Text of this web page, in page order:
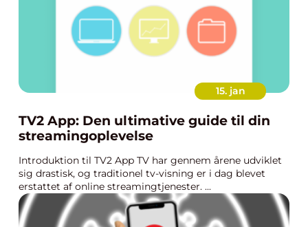
15. jan
TV2 App: Den ultimative guide til din
streamingoplevelse
Introduktion til TV2 App TV har gennem årene udviklet
sig drastisk, og traditionel tv-visning er i dag blevet
erstattet af online streamingtjenester. ...